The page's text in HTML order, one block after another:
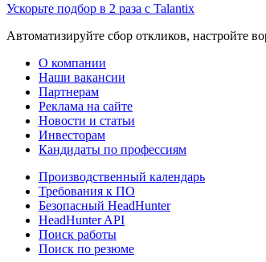
Ускорьте подбор в 2 раза с Talantix
Автоматизируйте сбор откликов, настройте
О компании
Наши вакансии
Партнерам
Реклама на сайте
Новости и статьи
Инвесторам
Кандидаты по профессиям
Производственный календарь
Требования к ПО
Безопасный HeadHunter
HeadHunter API
Поиск работы
Поиск по резюме